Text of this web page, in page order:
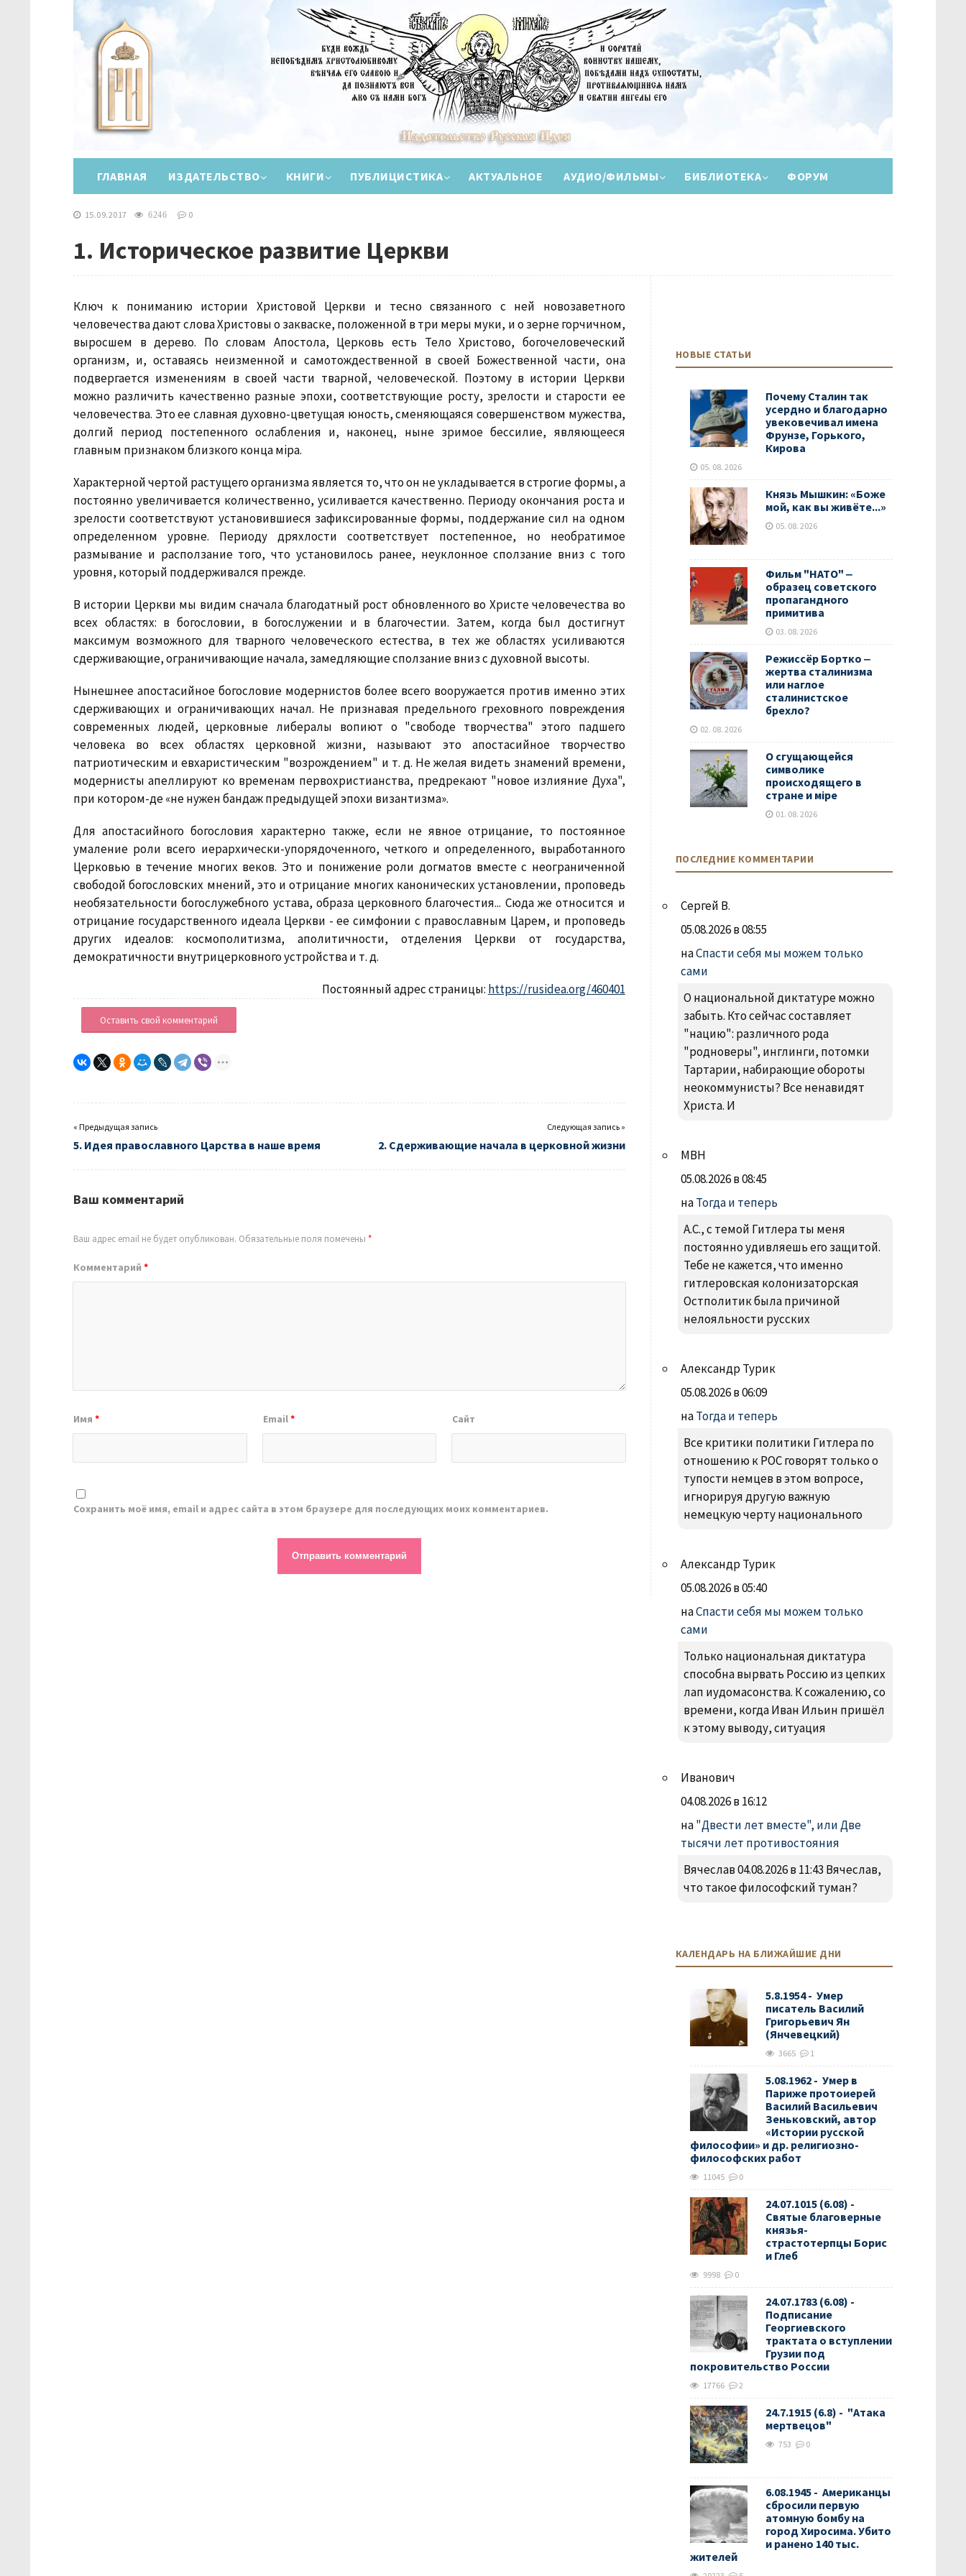
ГЛАВНАЯ ИЗДАТЕЛЬСТВО КНИГИ ПУБЛИЦИСТИКА АКТУАЛЬНОЕ АУДИО/ФИЛЬМЫ БИБЛИОТЕКА ФОРУМ
15.09.2017 6246 0
1. Историческое развитие Церкви
Ключ к пониманию истории Христовой Церкви и тесно связанного с ней новозаветного
человечества дают слова Христовы о закваске, положенной в три меры муки, и о зерне горчичном,
выросшем в дерево. По словам Апостола, Церковь есть Тело Христово, богочеловеческий
организм, и, оставаясь неизменной и самотождественной в своей Божественной части, она
подвергается изменениям в своей части тварной, человеческой. Поэтому в истории Церкви
можно различить качественно разные эпохи, соответствующие росту, зрелости и старости ее
человечества. Это ее славная духовно-цветущая юность, сменяющаяся совершенством мужества,
долгий период постепенного ослабления и, наконец, ныне зримое бессилие, являющееся
главным признаком близкого конца мiра.
Характерной чертой растущего организма является то, что он не укладывается в строгие формы, а
постоянно увеличивается количественно, усиливается качественно. Периоду окончания роста и
зрелости соответствуют установившиеся зафиксированные формы, поддержание сил на одном
определенном уровне. Периоду дряхлости соответствует постепенное, но необратимое
размывание и расползание того, что установилось ранее, неуклонное сползание вниз с того
уровня, который поддерживался прежде.
В истории Церкви мы видим сначала благодатный рост обновленного во Христе человечества во
всех областях: в богословии, в богослужении и в благочестии. Затем, когда был достигнут
максимум возможного для тварного человеческого естества, в тех же областях усиливаются
сдерживающие, ограничивающие начала, замедляющие сползание вниз с духовной высоты.
Нынешнее апостасийное богословие модернистов более всего вооружается против именно этих
сдерживающих и ограничивающих начал. Не признавая предельного греховного повреждения
современных людей, церковные либералы вопиют о "свободе творчества" этого падшего
человека во всех областях церковной жизни, называют это апостасийное творчество
патриотическим и евхаристическим "возрождением" и т. д. Не желая видеть знамений времени,
модернисты апеллируют ко временам первохристианства, предрекают "новое излияние Духа",
при котором-де «не нужен бандаж предыдущей эпохи византизма».
Для апостасийного богословия характерно также, если не явное отрицание, то постоянное
умаление роли всего иерархически-упорядоченного, четкого и определенного, выработанного
Церковью в течение многих веков. Это и понижение роли догматов вместе с неограниченной
свободой богословских мнений, это и отрицание многих канонических установлении, проповедь
необязательности богослужебного устава, образа церковного благочестия... Сюда же относится и
отрицание государственного идеала Церкви - ее симфонии с православным Царем, и проповедь
других идеалов: космополитизма, аполитичности, отделения Церкви от государства,
демократичности внутрицерковного устройства и т. д.
Постоянный адрес страницы: https://rusidea.org/460401
Оставить свой комментарий
« Предыдущая запись
5. Идея православного Царства в наше время
Следующая запись »
2. Сдерживающие начала в церковной жизни
Ваш комментарий
Ваш адрес email не будет опубликован. Обязательные поля помечены *
Комментарий *
Имя * Email* Сайт
Сохранить моё имя, email и адрес сайта в этом браузере для последующих моих комментариев.
НОВЫЕ СТАТЬИ
Почему Сталин так
усердно и благодарно
увековечивал имена
Фрунзе, Горького,
Кирова
05. 08. 2026
Князь Мышкин: «Боже
мой, как вы живёте...»
05. 08. 2026
Фильм "НАТО" ‒
образец советского
пропагандного
примитива
03. 08. 2026
Режиссёр Бортко ‒
жертва сталинизма
или наглое
сталинистское
брехло?
02. 08. 2026
О сгущающейся
символике
происходящего в
стране и мiре
01. 08. 2026
ПОСЛЕДНИЕ КОММЕНТАРИИ
Сергей В.
05.08.2026 в 08:55
наСпасти себя мы можем только
сами
О национальной диктатуре можно
забыть. Кто сейчас составляет
"нацию": различного рода
"родноверы", инглинги, потомки
Тартарии, набирающие обороты
неокоммунисты? Все ненавидят
Христа. И
МВН
05.08.2026 в 08:45
наТогда и теперь
А.С., с темой Гитлера ты меня
постоянно удивляешь его защитой.
Тебе не кажется, что именно
гитлеровская колонизаторская
Остполитик была причиной
нелояльности русских
Александр Турик
05.08.2026 в 06:09
наТогда и теперь
Все критики политики Гитлера по
отношению к РОС говорят только о
тупости немцев в этом вопросе,
игнорируя другую важную
немецкую черту национального
Александр Турик
05.08.2026 в 05:40
наСпасти себя мы можем только
сами
Только национальная диктатура
способна вырвать Россию из цепких
лап иудомасонства. К сожалению, со
времени, когда Иван Ильин пришёл
к этому выводу, ситуация
Иванович
04.08.2026 в 16:12
на"Двести лет вместе", или Две
тысячи лет противостояния
Вячеслав 04.08.2026 в 11:43 Вячеслав,
что такое философский туман?
КАЛЕНДАРЬ НА БЛИЖАЙШИЕ ДНИ
5.8.1954 - Умер
писатель Василий
Григорьевич Ян
(Янчевецкий)
3665 1
5.08.1962 - Умер в
Париже протоиерей
Василий Васильевич
Зеньковский, автор
«Истории русской
философии» и др. религиозно-
философских работ
11045 0
24.07.1015 (6.08) -
Святые благоверные
князья-
страстотерпцы Борис
и Глеб
9998 0
24.07.1783 (6.08) -
Подписание
Георгиевского
трактата о вступлении
Грузии под
покровительство России
17766 2
24.7.1915 (6.8) - "Атака
мертвецов"
753 0
6.08.1945 - Американцы
сбросили первую
атомную бомбу на
город Хиросима. Убито
и ранено 140 тыс.
жителей